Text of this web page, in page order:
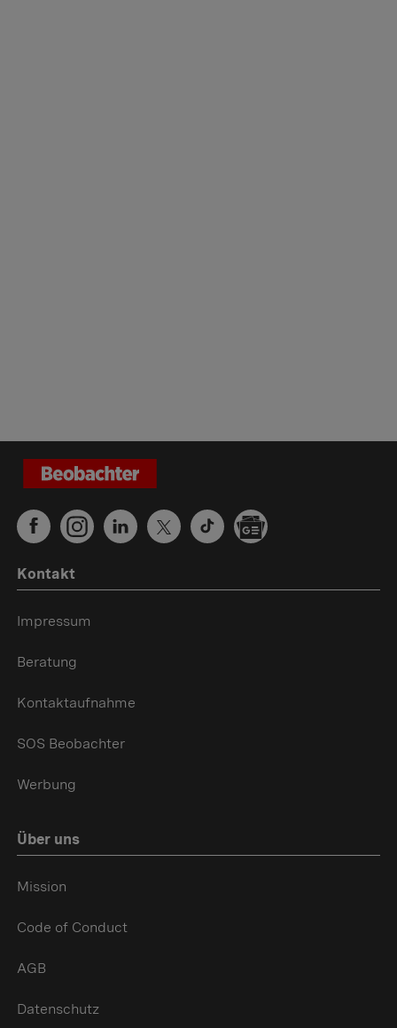
Kontakt
Impressum
Beratung
Kontaktaufnahme
SOS Beobachter
Werbung
Über uns
Mission
Code of Conduct
AGB
Datenschutz